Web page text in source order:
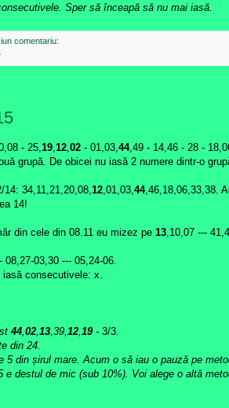
Sper să înceapă să nu mai iasă.
comentariu:
- 25,19,12,02 - 01,03,44,49 - 14,46 - 28 -
grupă. De obicei nu iasă 2 numere dintr-o
34,11,21,20,08,12,01,03,44,46,18,06,33,38.
14!
din cele din 08.11 eu mizez pe 13,10,07 ---
08,27-03,30 --- 05,24-06.
iasă consecutivele: x.
44,02,13,39,12,19 - 3/3.
din 24.
5 din șirul mare. Acum o să iau o pauză pe
e destul de mic (sub 10%). Voi alege o altă